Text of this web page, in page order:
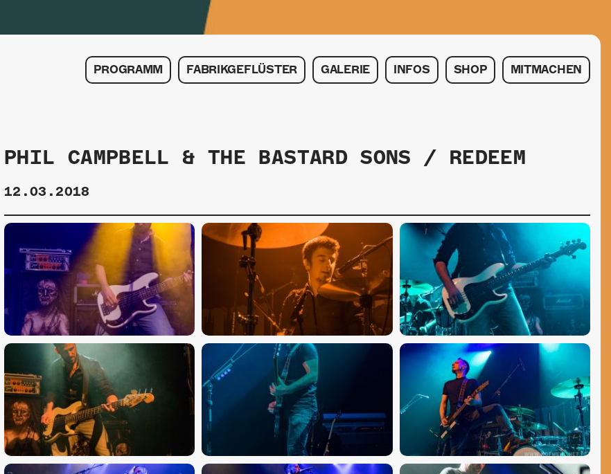
PROGRAMM FABRIKGEFLÜSTER GALERIE INFOS SHOP MITMACHEN
PHIL CAMPBELL & THE BASTARD SONS / REDEEM
12.03.2018